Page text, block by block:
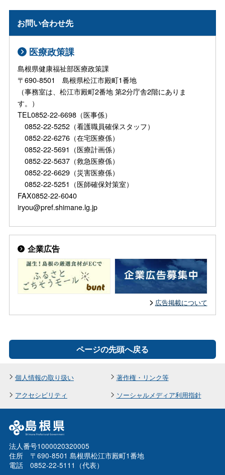
お問い合わせ先
医療政策課
島根県健康福祉部医療政策課
〒690-8501 島根県松江市殿町1番地
（事務室は、松江市殿町2番地 第2分庁舎2階にありま
す。）
TEL0852-22-6698（医事係）
0852-22-5252（看護職員確保スタッフ）
0852-22-6276（在宅医療係）
0852-22-5691（医療計画係）
0852-22-5637（救急医療係）
0852-22-6629（災害医療係）
0852-22-5251（医師確保対策室）
FAX0852-22-6040
iryou@pref.shimane.lg.jp
企業広告
広告掲載について
ページの先頭へ戻る
個人情報の取り扱い
著作権・リンク等
アクセシビリティ
ソーシャルメディア利用指針
法人番号1000020320005
住所 〒690-8501 島根県松江市殿町1番地
電話 0852-22-5111（代表）